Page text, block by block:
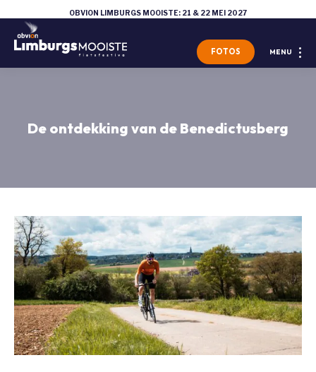
OBVION LIMBURGS MOOISTE: 21 & 22 MEI 2027
MENU
FOTOS
De ontdekking van de Benedictusberg